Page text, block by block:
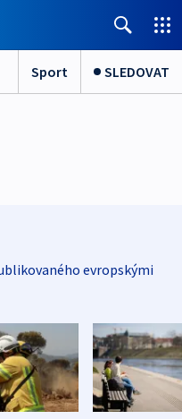
Sport SLEDOVAT
evropskými